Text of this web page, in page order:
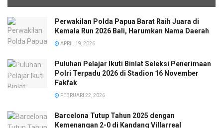
Perwakilan Polda Papua Barat Raih Juara di
Kemala Run 2026 Bali, Harumkan Nama Daerah
APRIL 19, 2026
Puluhan Pelajar Ikuti Binlat Seleksi Penerimaan
Polri Terpadu 2026 di Stadion 16 November
Fakfak
FEBRUARI 22, 2026
Barcelona Tutup Tahun 2025 dengan
Kemenangan 2-0 di Kandang Villarreal